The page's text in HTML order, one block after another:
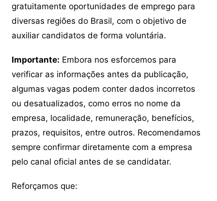
gratuitamente oportunidades de emprego para
diversas regiões do Brasil, com o objetivo de
auxiliar candidatos de forma voluntária.
Importante: Embora nos esforcemos para
verificar as informações antes da publicação,
algumas vagas podem conter dados incorretos
ou desatualizados, como erros no nome da
empresa, localidade, remuneração, benefícios,
prazos, requisitos, entre outros. Recomendamos
sempre confirmar diretamente com a empresa
pelo canal oficial antes de se candidatar.
Reforçamos que: